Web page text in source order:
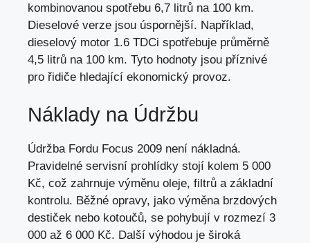
kombinovanou spotřebu 6,7 litrů na 100 km.
Dieselové verze jsou úspornější. Například,
dieselový motor 1.6 TDCi spotřebuje průměrně
4,5 litrů na 100 km. Tyto hodnoty jsou příznivé
pro řidiče hledající ekonomický provoz.
Náklady na Údržbu
Údržba Fordu Focus 2009 není nákladná.
Pravidelné servisní prohlídky stojí kolem 5 000
Kč, což zahrnuje výměnu oleje, filtrů a základní
kontrolu. Běžné opravy, jako výměna brzdových
destiček nebo kotoučů, se pohybují v rozmezí 3
000 až 6 000 Kč. Další výhodou je široká